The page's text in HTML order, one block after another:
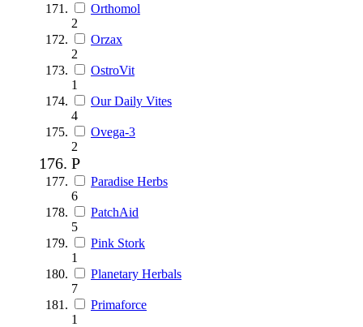
Orthomol
2
Orzax
2
OstroVit
1
Our Daily Vites
4
Ovega-3
2
P
Paradise Herbs
6
PatchAid
5
Pink Stork
1
Planetary Herbals
7
Primaforce
1